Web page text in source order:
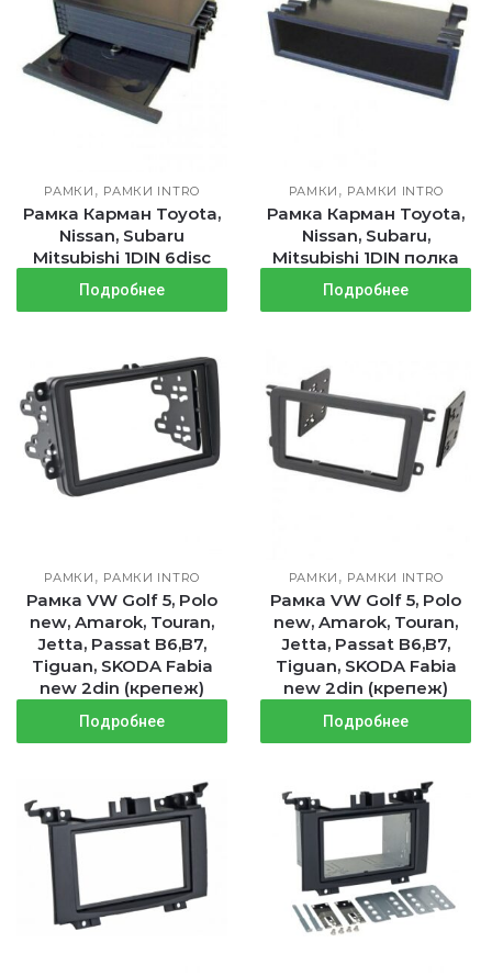
РАМКИ , РАМКИ INTRO
Рамка Карман Toyota,
Nissan, Subaru
Mitsubishi 1DIN 6disc
Подробнее
РАМКИ , РАМКИ INTRO
Рамка Карман Toyota,
Nissan, Subaru,
Mitsubishi 1DIN полка
Подробнее
РАМКИ , РАМКИ INTRO
Рамка VW Golf 5, Polo
new, Amarok, Touran,
Jetta, Passat B6,B7,
Tiguan, SKODA Fabia
new 2din (крепеж)
Подробнее
РАМКИ , РАМКИ INTRO
Рамка VW Golf 5, Polo
new, Amarok, Touran,
Jetta, Passat B6,B7,
Tiguan, SKODA Fabia
new 2din (крепеж)
Подробнее